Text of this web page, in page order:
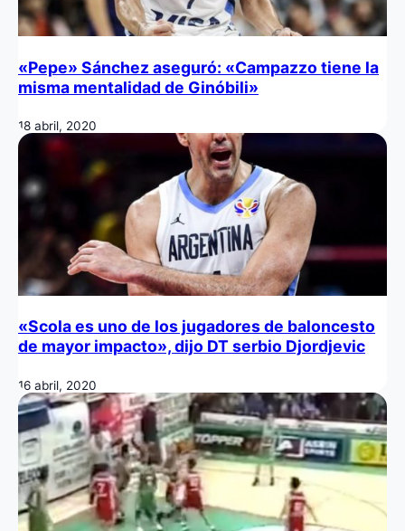
«Pepe» Sánchez aseguró: «Campazzo tiene la
misma mentalidad de Ginóbili»
18 abril, 2020
«Scola es uno de los jugadores de baloncesto
de mayor impacto», dijo DT serbio Djordjevic
16 abril, 2020